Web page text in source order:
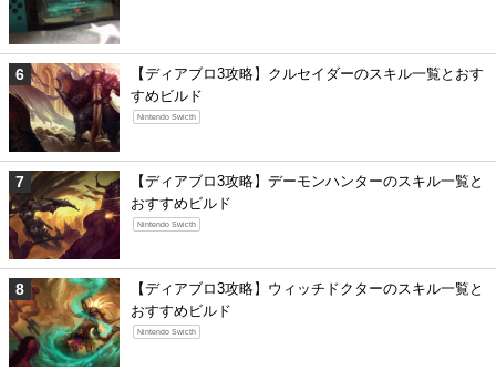
【ディアブロ3攻略】クルセイダーのスキル一覧とおす
すめビルド
Nintendo Swicth
【ディアブロ3攻略】デーモンハンターのスキル一覧と
おすすめビルド
Nintendo Swicth
【ディアブロ3攻略】ウィッチドクターのスキル一覧と
おすすめビルド
Nintendo Swicth